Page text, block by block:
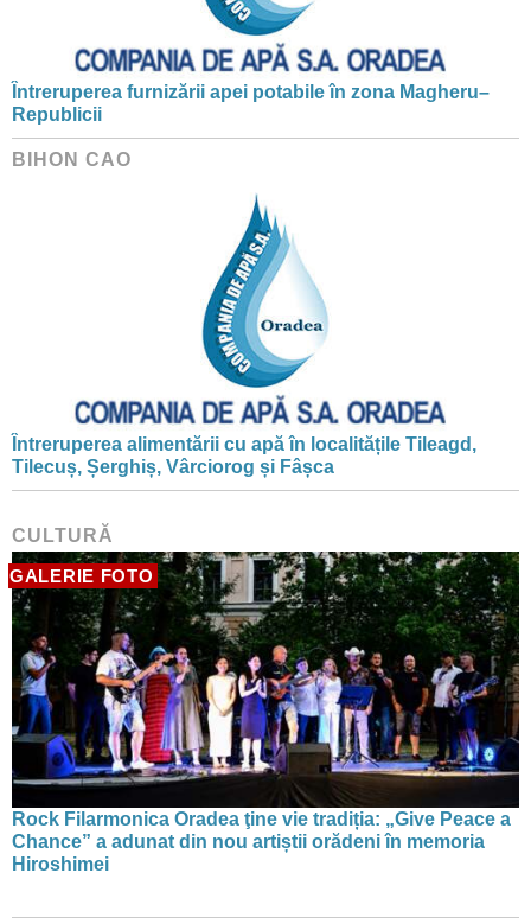
Întreruperea furnizării apei potabile în zona Magheru–
Republicii
BIHON CAO
Întreruperea alimentării cu apă în localitățile Tileagd,
Tilecuș, Șerghiș, Vârciorog și Fâșca
CULTURĂ
GALERIE FOTO
Rock Filarmonica Oradea ţine vie tradiția: „Give Peace a
Chance” a adunat din nou artiștii orădeni în memoria
Hiroshimei